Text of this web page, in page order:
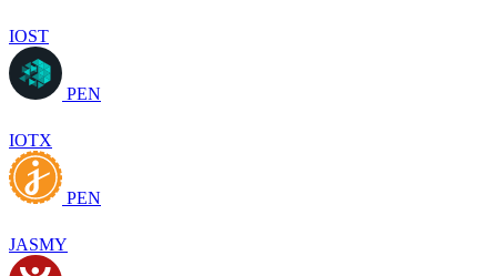
IOST
PEN
IOTX
PEN
JASMY